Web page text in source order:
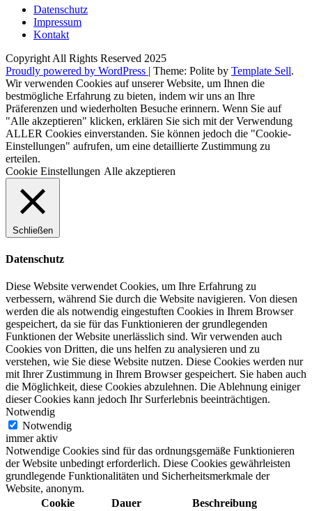
Datenschutz
Impressum
Kontakt
Copyright All Rights Reserved 2025
Proudly powered by WordPress | Theme: Polite by Template Sell.
Wir verwenden Cookies auf unserer Website, um Ihnen die
bestmögliche Erfahrung zu bieten, indem wir uns an Ihre
Präferenzen und wiederholten Besuche erinnern. Wenn Sie auf
"Alle akzeptieren" klicken, erklären Sie sich mit der Verwendung
ALLER Cookies einverstanden. Sie können jedoch die "Cookie-
Einstellungen" aufrufen, um eine detaillierte Zustimmung zu
erteilen.
Cookie Einstellungen Alle akzeptieren
Schließen
Datenschutz
Diese Website verwendet Cookies, um Ihre Erfahrung zu
verbessern, während Sie durch die Website navigieren. Von diesen
werden die als notwendig eingestuften Cookies in Ihrem Browser
gespeichert, da sie für das Funktionieren der grundlegenden
Funktionen der Website unerlässlich sind. Wir verwenden auch
Cookies von Dritten, die uns helfen zu analysieren und zu
verstehen, wie Sie diese Website nutzen. Diese Cookies werden nur
mit Ihrer Zustimmung in Ihrem Browser gespeichert. Sie haben auch
die Möglichkeit, diese Cookies abzulehnen. Die Ablehnung einiger
dieser Cookies kann jedoch Ihr Surferlebnis beeinträchtigen.
Notwendig
Notwendig
immer aktiv
Notwendige Cookies sind für das ordnungsgemäße Funktionieren
der Website unbedingt erforderlich. Diese Cookies gewährleisten
grundlegende Funktionalitäten und Sicherheitsmerkmale der
Website, anonym.
Cookie
Dauer Beschreibung